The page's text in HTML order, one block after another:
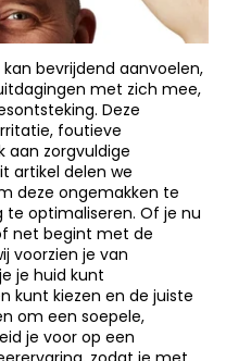
bevrijdend aanvoelen,
met zich mee,
Deze
foutieve
aan zorgvuldige
artikel delen we
deze ongemakken te
optimaliseren. Of je nu
net begint met de
voorzien je van
je huid kunt
kunt kiezen en de juiste
om een soepele,
je voor op een